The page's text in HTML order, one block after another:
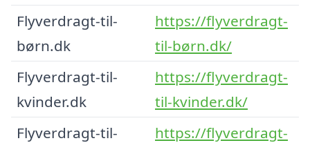
Flyverdragt-til-
børn.dk
https://flyverdragt-
til-børn.dk/
Flyverdragt-til-
kvinder.dk
https://flyverdragt-
til-kvinder.dk/
Flyverdragt-til-
https://flyverdragt-